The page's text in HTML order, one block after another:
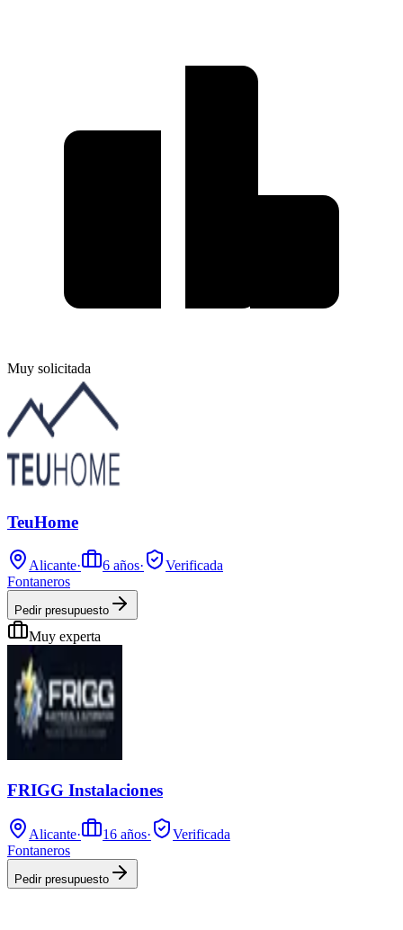
Muy solicitada
TeuHome
Alicante· 6 años·
Verificada
Fontaneros
Pedir presupuesto
Muy experta
FRIGG Instalaciones
Alicante· 16 años·
Verificada
Fontaneros
Pedir presupuesto